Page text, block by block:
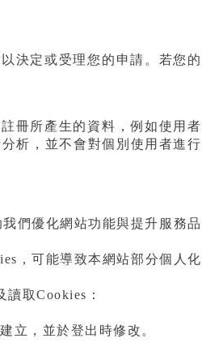
決定或受理您的申請。若您的
冊所產生的資料，例如使用者
析，並不會對個別使用者進行
們優化網站功能與提升服務品
，可能導致本網站部分個人化
讀取Cookies：
立，並於登出時修改。